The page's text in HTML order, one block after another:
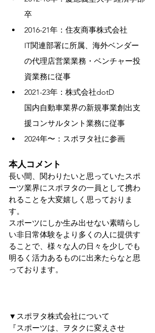
卒
2016-21年：住友商事株式会社
IT関連部署に所属、海外ベンダー
の代理店営業業務・ベンチャー投
資業務に従事
2021-23年：株式会社dotD
国内自動車業界の新規事業創出支
援コンサルタント業務に従事
2024年〜：スポヲタ社に参画
本人コメント
長い間、関わりたいと思っていたスポ
ーツ業界にスポヲタの一員として携わ
れることを大変嬉しく思っておりま
す。
スポーツにしか生み出せない素晴らし
い非日常体験をより多くの人に提供す
ることで、様々な人の日々を少しでも
明るく活力あるものに出来たらなと思
っております。
▼スポヲタ株式会社について
『スポーツは、ヲタクに変えさせ